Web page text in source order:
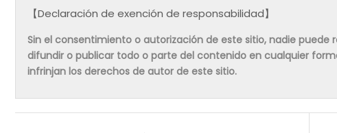
【Declaración de exención de responsabilidad】
Sin el consentimiento o autorización de este sitio, nadie
difundir o publicar todo o parte del contenido en cualquier
infrinjan los derechos de autor de este sitio.